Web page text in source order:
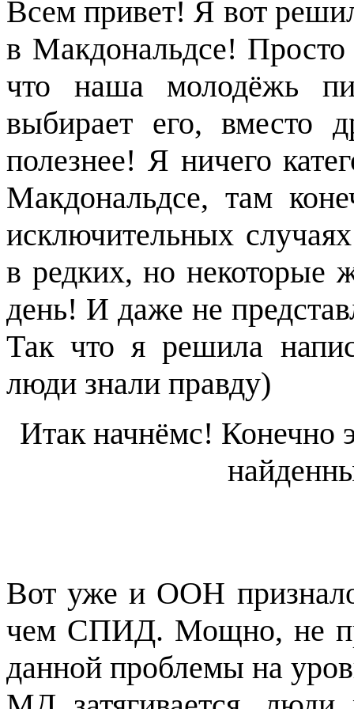
Всем привет! Я вот
в Макдональдсе!
что наша молодёжь
выбирает его, вместо
полезнее! Я ничего
Макдональдсе, там
исключительных
в редких, но некоторые
день! И даже не
Так что я решила
люди знали правду)
Итак начнёмс! Конечно
Вот уже и ООН
чем СПИД. Мощно, не
данной проблемы на